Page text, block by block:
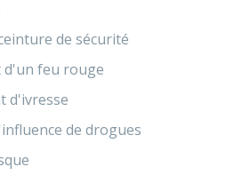
de sécurité
d'un feu rouge
d'ivresse
de drogues